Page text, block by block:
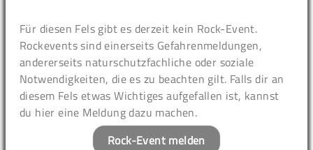
Für diesen Fels gibt es derzeit kein Rock-Event.
Rockevents sind einerseits Gefahrenmeldungen,
andererseits naturschutzfachliche oder soziale
Notwendigkeiten, die es zu beachten gilt. Falls dir an
diesem Fels etwas Wichtiges aufgefallen ist, kannst
du hier eine Meldung dazu machen.
Rock-Event melden